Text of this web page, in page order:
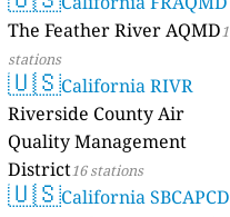
The Feather River AQMD1
stations
🇺🇸California RIVR
Riverside County Air
Quality Management
District16 stations
🇺🇸California SBCAPCD